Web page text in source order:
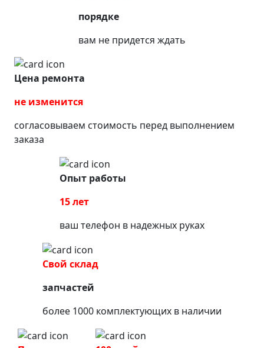
порядке
вам не придется ждать
Цена ремонта
не изменится
согласовываем стоимость перед выполнением
заказа
Опыт работы
15 лет
ваш телефон в надежных руках
Свой склад
запчастей
более 1000 комплектующих в наличии